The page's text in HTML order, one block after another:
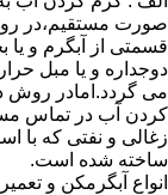
صورت مستقیم،در
قسمتی از آبگرم و
دوجداره و یا مبل
می گردد.امادر
کردن آب در تماس
زغالی و نفتی که با
ساخته شده است.
انواع آبگرمکن و